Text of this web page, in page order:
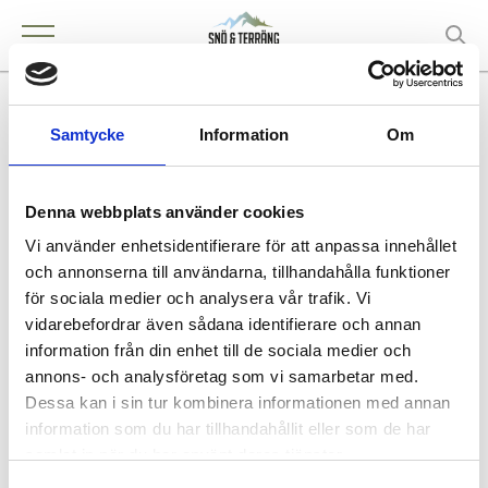
Samtycke Information Om
Denna webbplats använder cookies
Vi använder enhetsidentifierare för att anpassa innehållet
och annonserna till användarna, tillhandahålla funktioner
för sociala medier och analysera vår trafik. Vi
vidarebefordrar även sådana identifierare och annan
information från din enhet till de sociala medier och
annons- och analysföretag som vi samarbetar med.
Dessa kan i sin tur kombinera informationen med annan
information som du har tillhandahållit eller som de har
JACO Maskinservice AB
Säffle
Köpa och äga terrängfordon
Köpa och äga terrängfordon
Fordonstyper snöskotrar
Fordonstyper fyrhjulingar